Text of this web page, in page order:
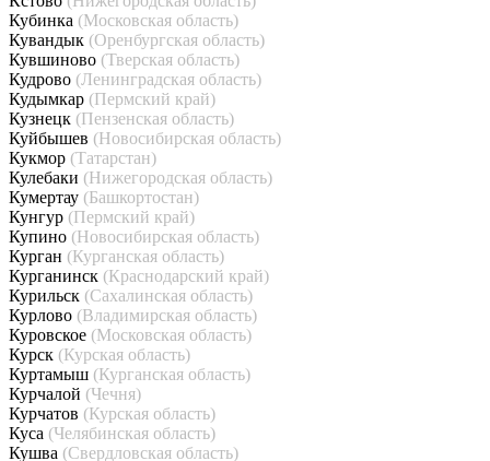
Кубинка (Московская область)
Кувандык (Оренбургская область)
Кувшиново (Тверская область)
Кудрово (Ленинградская область)
Кудымкар (Пермский край)
Кузнецк (Пензенская область)
Куйбышев (Новосибирская область)
Кукмор (Татарстан)
Кулебаки (Нижегородская область)
Кумертау (Башкортостан)
Кунгур (Пермский край)
Купино (Новосибирская область)
Курган (Курганская область)
Курганинск (Краснодарский край)
Курильск (Сахалинская область)
Курлово (Владимирская область)
Куровское (Московская область)
Курск (Курская область)
Куртамыш (Курганская область)
Курчалой (Чечня)
Курчатов (Курская область)
Куса (Челябинская область)
Кушва (Свердловская область)